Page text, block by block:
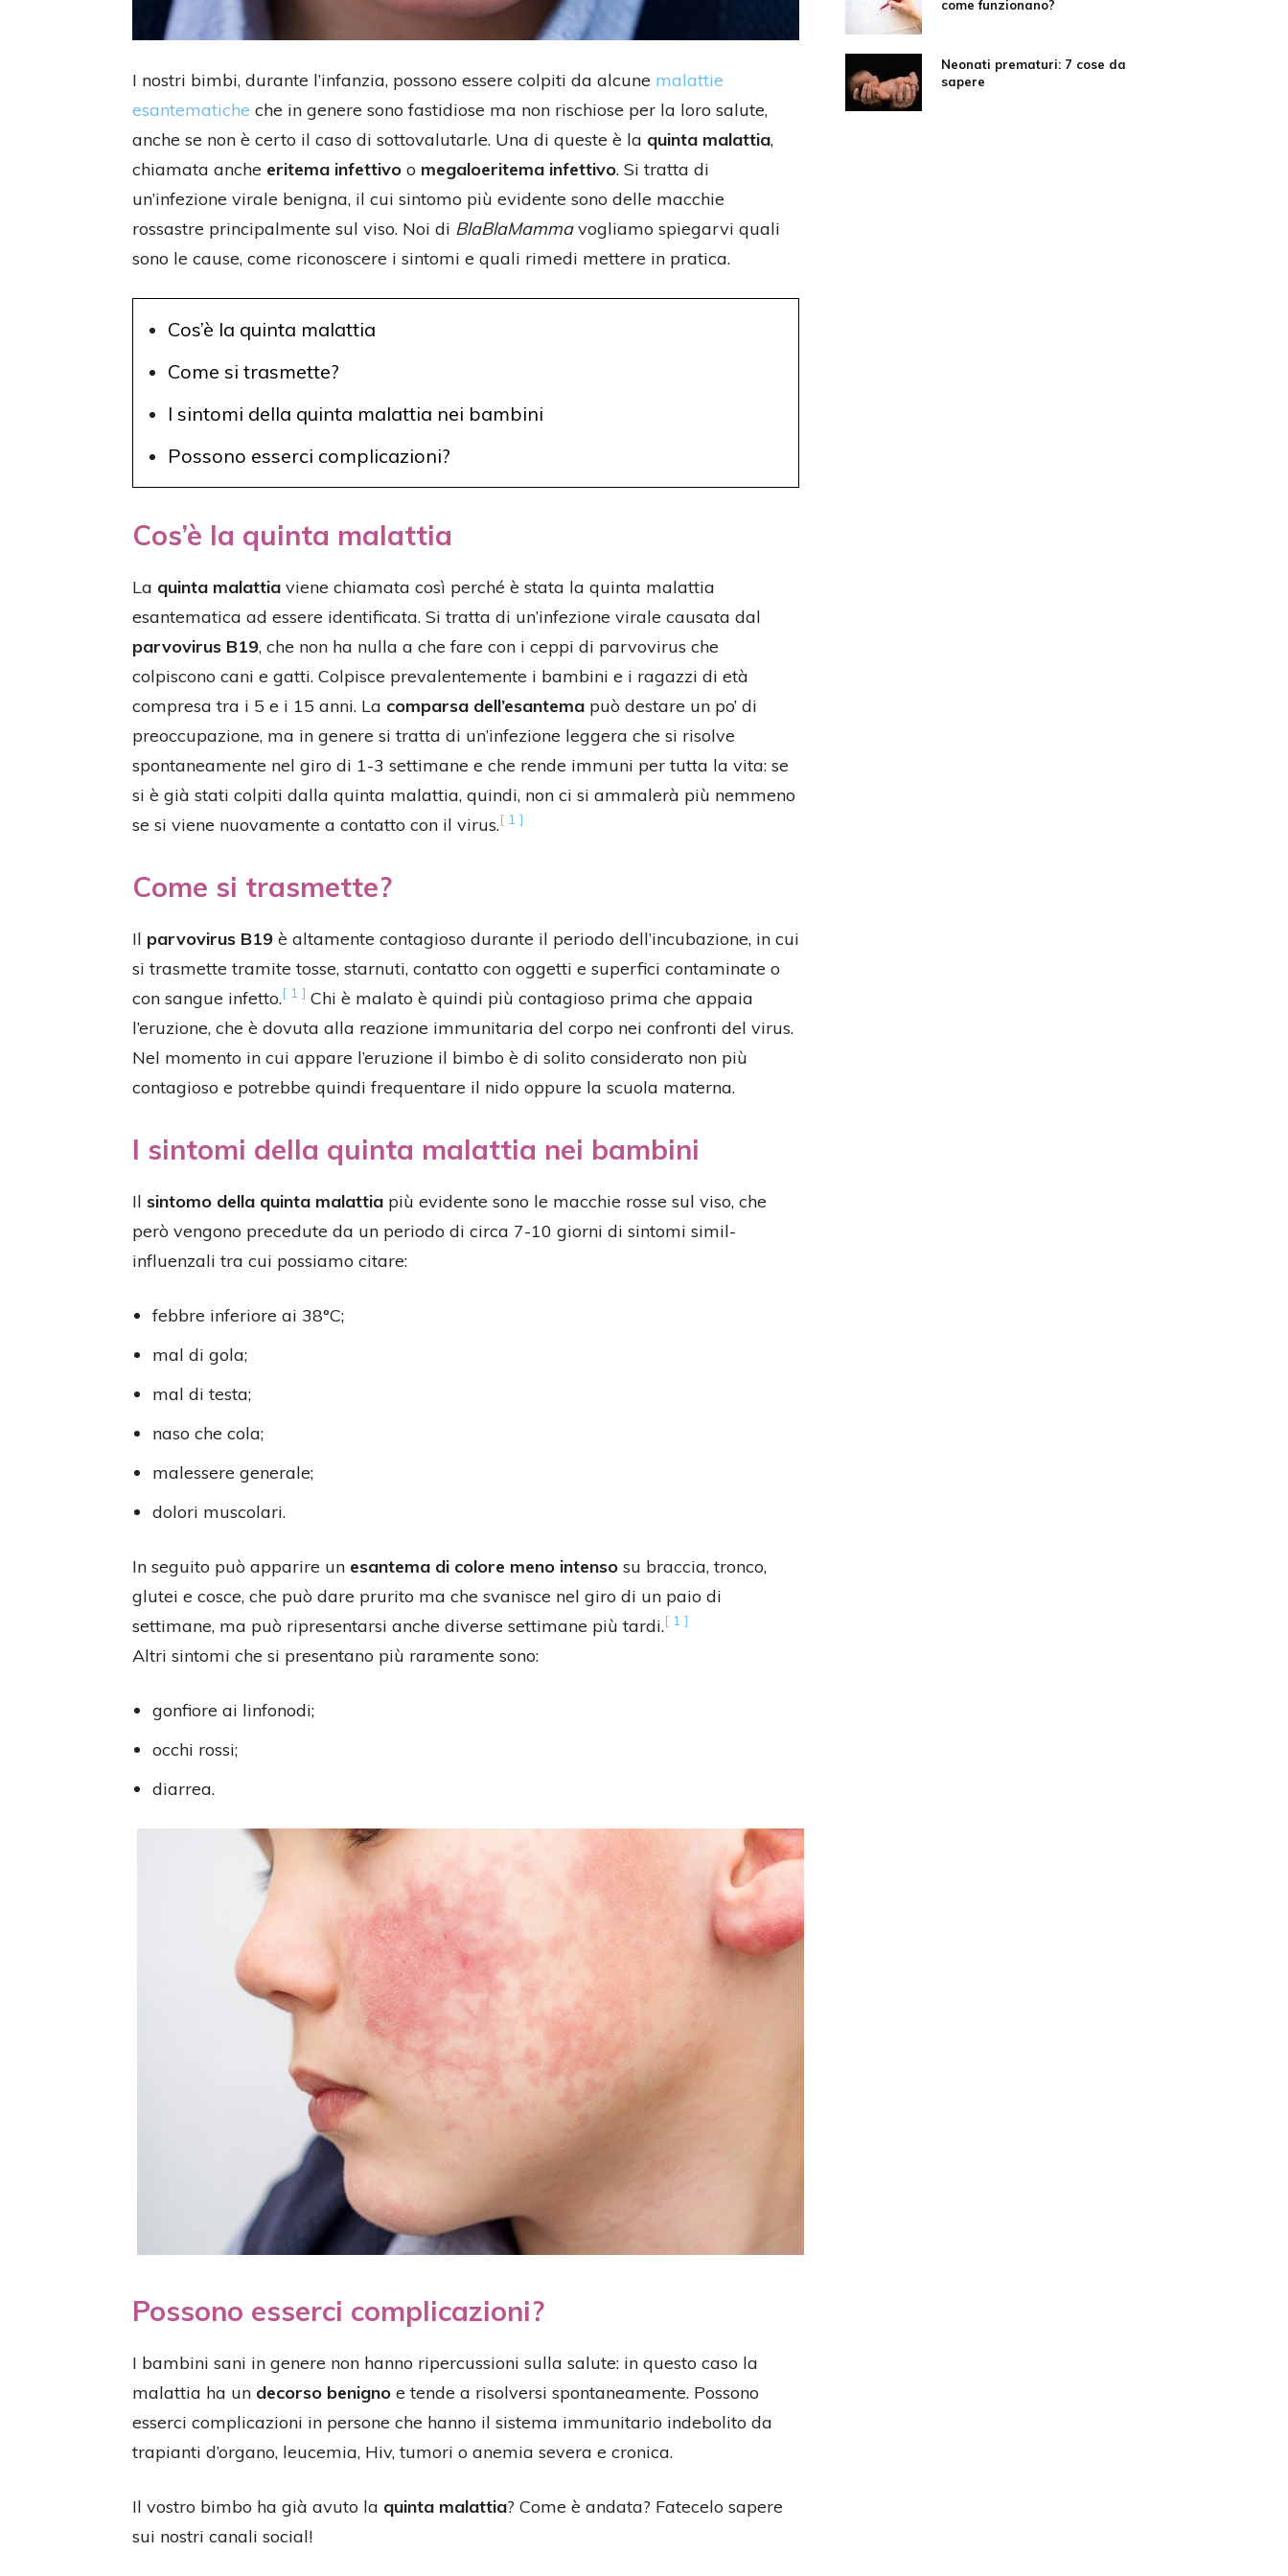
I nostri bimbi, durante l’infanzia, possono essere colpiti da alcune malattie
esantematiche che in genere sono fastidiose ma non rischiose per la loro salute,
anche se non è certo il caso di sottovalutarle. Una di queste è la quinta malattia,
chiamata anche eritema infettivo o megaloeritema infettivo. Si tratta di
un’infezione virale benigna, il cui sintomo più evidente sono delle macchie
rossastre principalmente sul viso. Noi di BlaBlaMammavogliamo spiegarvi quali
sono le cause, come riconoscere i sintomi e quali rimedi mettere in pratica.
Cos’è la quinta malattia
Come si trasmette?
I sintomi della quinta malattia nei bambini
Possono esserci complicazioni?
Cos’è la quinta malattia
La quinta malattia viene chiamata così perché è stata la quinta malattia
esantematica ad essere identificata. Si tratta di un’infezione virale causata dal
parvovirus B19, che non ha nulla a che fare con i ceppi di parvovirus che
colpiscono cani e gatti. Colpisce prevalentemente i bambini e i ragazzi di età
compresa tra i 5 e i 15 anni. La comparsa dell’esantema può destare un po’ di
preoccupazione, ma in genere si tratta di un’infezione leggera che si risolve
spontaneamente nel giro di 1-3 settimane e che rende immuni per tutta la vita: se
si è già stati colpiti dalla quinta malattia, quindi, non ci si ammalerà più nemmeno
se si viene nuovamente a contatto con il virus.[ 1 ]
Come si trasmette?
Il parvovirus B19 è altamente contagioso durante il periodo dell’incubazione, in cui
si trasmette tramite tosse, starnuti, contatto con oggetti e superfici contaminate o
con sangue infetto.[ 1 ] Chi è malato è quindi più contagioso prima che appaia
l’eruzione, che è dovuta alla reazione immunitaria del corpo nei confronti del virus.
Nel momento in cui appare l’eruzione il bimbo è di solito considerato non più
contagioso e potrebbe quindi frequentare il nido oppure la scuola materna.
I sintomi della quinta malattia nei bambini
Il sintomo della quinta malattia più evidente sono le macchie rosse sul viso, che
però vengono precedute da un periodo di circa 7-10 giorni di sintomi simil-
influenzali tra cui possiamo citare:
febbre inferiore ai 38°C;
mal di gola;
mal di testa;
naso che cola;
malessere generale;
dolori muscolari.
In seguito può apparire un esantema di colore meno intenso su braccia, tronco,
glutei e cosce, che può dare prurito ma che svanisce nel giro di un paio di
settimane, ma può ripresentarsi anche diverse settimane più tardi.[ 1 ]
Altri sintomi che si presentano più raramente sono:
gonfiore ai linfonodi;
occhi rossi;
diarrea.
Possono esserci complicazioni?
I bambini sani in genere non hanno ripercussioni sulla salute: in questo caso la
malattia ha un decorso benigno e tende a risolversi spontaneamente. Possono
esserci complicazioni in persone che hanno il sistema immunitario indebolito da
trapianti d’organo, leucemia, Hiv, tumori o anemia severa e cronica.
Il vostro bimbo ha già avuto la quinta malattia? Come è andata? Fatecelo sapere
sui nostri canali social!
come funzionano?
Neonati prematuri: 7 cose da
sapere